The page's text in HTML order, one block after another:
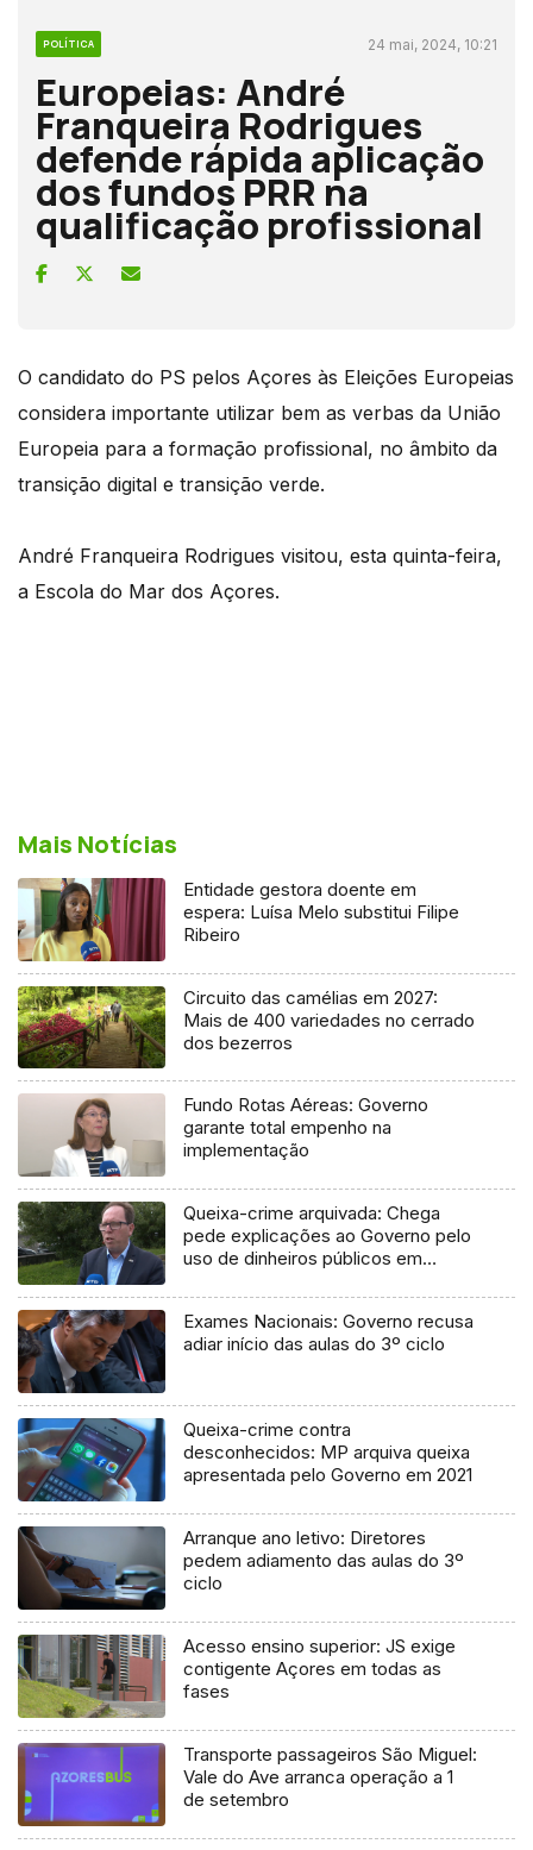
POLÍTICA 24 mai, 2024, 10:21
Europeias: André
Franqueira Rodrigues
defende rápida aplicação
dos fundos PRR na
qualificação profissional
O candidato do PS pelos Açores às Eleições Europeias
considera importante utilizar bem as verbas da União
Europeia para a formação profissional, no âmbito da
transição digital e transição verde.
André Franqueira Rodrigues visitou, esta quinta-feira,
a Escola do Mar dos Açores.
Mais Notícias
Entidade gestora doente em
espera: Luísa Melo substitui Filipe
Ribeiro
Circuito das camélias em 2027:
Mais de 400 variedades no cerrado
dos bezerros
Fundo Rotas Aéreas: Governo
garante total empenho na
implementação
Queixa-crime arquivada: Chega
pede explicações ao Governo pelo
uso de dinheiros públicos em
Exames Nacionais: Governo recusa
adiar início das aulas do 3º ciclo
Queixa-crime contra
desconhecidos: MP arquiva queixa
apresentada pelo Governo em 2021
Arranque ano letivo: Diretores
pedem adiamento das aulas do 3º
ciclo
Acesso ensino superior: JS exige
contigente Açores em todas as
fases
Transporte passageiros São Miguel:
Vale do Ave arranca operação a 1
de setembro